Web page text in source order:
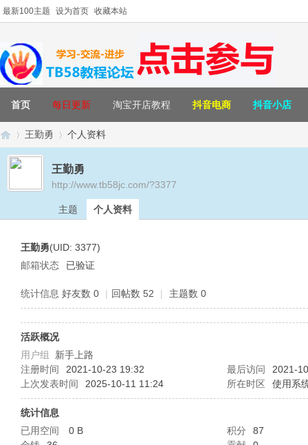
最新100主题 设为首页 收藏本站
首页 每日更新 淘宝开店教程 抖音电商 抖音小店
›
王勤勇 个人资料
王勤勇
http://www.tb58jc.com/?3377
主题 个人资料
王勤勇(UID: 3377)
邮箱状态
已验证
统计信息 好友数 0 | 回帖数 52 | 主题数 0
活跃概况
用户组 新手上路
注册时间
2021-10-23 19:32 最后访问
2021-
上次发表时间
2025-10-11 11:24 所在时区 使用系
统计信息
已用空间
0 B 积分
87